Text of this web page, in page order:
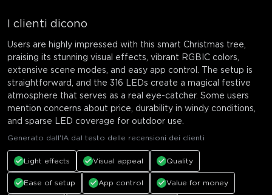
I clienti dicono
Users are highly impressed with this smart Christmas tree,
praising its stunning visual effects, vibrant RGBIC colors,
extensive scene modes, and easy app control. The setup is
straightforward, and the 316 LEDs create a magical festive
atmosphere that serves as a real eye-catcher. Some users
mention concerns about price, durability in windy conditions,
and sparse LED coverage for outdoor use.
Generato dall'IA dal testo delle recensioni dei clienti
Light effects Visual appeal Quality
Ease of setup App control Value for money